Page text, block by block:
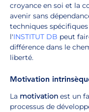
croyance en soi et la
avenir sans
techniques
l'INSTITUT DB peut
différence dans le
liberté.
Motivation
La motivation est un
processus de